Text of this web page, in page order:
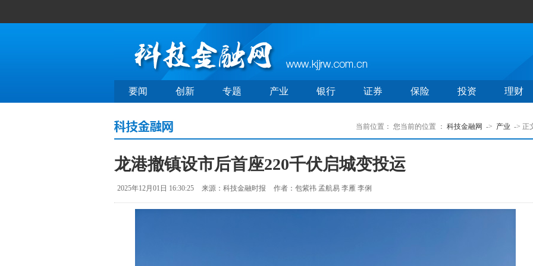
要闻 创新 专题 产业 银行 证券 保险 投资 理财
当前位置： 您当前的位置 ： 科技金融网 -> 产业 -> 正
龙港撤镇设市后首座220千伏启城变投运
2025年12月01日 16:30:25 来源：科技金融时报 作者：包紫祎 孟航易 李雁 李俐